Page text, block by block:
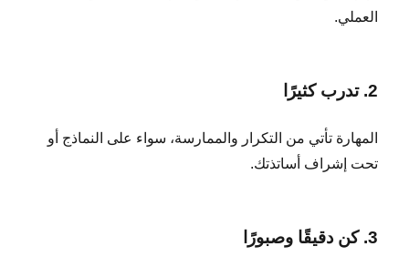
العملي.
2. تدرب كثيرًا
المهارة تأتي من التكرار والممارسة، سواء على النماذج أو
تحت إشراف أساتذتك.
3. كن دقيقًا وصبورًا